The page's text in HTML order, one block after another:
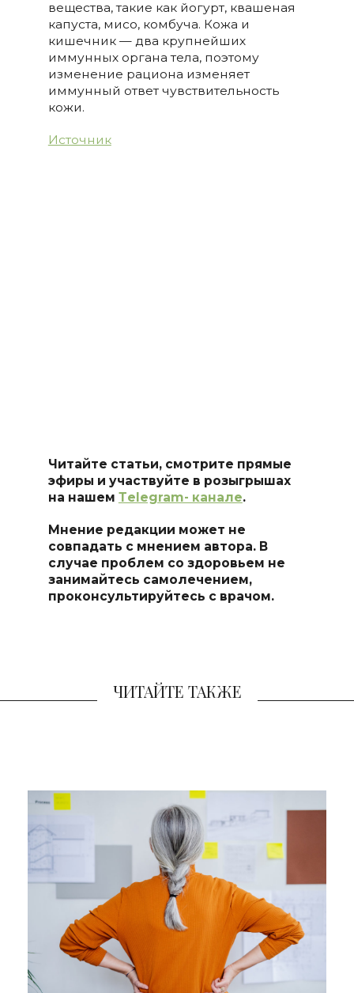
вещества, такие как йогурт, квашеная
капуста, мисо, комбуча. Кожа и
кишечник — два крупнейших
иммунных органа тела, поэтому
изменение рациона изменяет
иммунный ответ чувствительность
кожи.
Источник
Читайте статьи, смотрите прямые
эфиры и участвуйте в розыгрышах
на нашем Тelegram- канале.
Мнение редакции может не
совпадать с мнением автора. В
случае проблем со здоровьем не
занимайтесь самолечением,
проконсультируйтесь с врачом.
ЧИТАЙТЕ ТАКЖЕ